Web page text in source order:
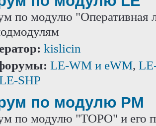
по модулю "Оперативная
kislicin
LE-WM и eWM,
SHP
по модулю РМ
по модулю "ТОРО" и его